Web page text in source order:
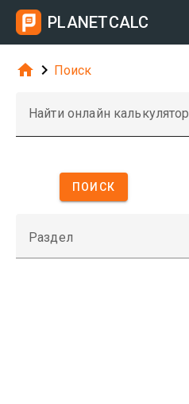
PLANETCALC
  Поиск
Найти онлайн калькулятор
ПОИСК
Раздел